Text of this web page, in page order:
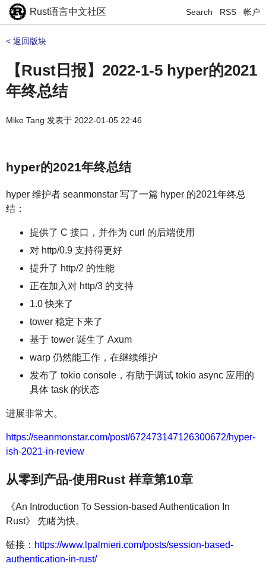
Rust语言中文社区 Search RSS 帐户
< 返回版块
【Rust日报】2022-1-5 hyper的2021
年终总结
Mike Tang 发表于 2022-01-05 22:46
hyper的2021年终总结
hyper 维护者 seanmonstar 写了一篇 hyper 的2021年终总
结：
提供了 C 接口，并作为 curl 的后端使用
对 http/0.9 支持得更好
提升了 http/2 的性能
正在加入对 http/3 的支持
1.0 快来了
tower 稳定下来了
基于 tower 诞生了 Axum
warp 仍然能工作，在继续维护
发布了 tokio console，有助于调试 tokio async 应用的
具体 task 的状态
进展非常大。
https://seanmonstar.com/post/672473147126300672/hyper-
ish-2021-in-review
从零到产品-使用Rust 样章第10章
《An Introduction To Session-based Authentication In
Rust》 先睹为快。
链接： https://www.lpalmieri.com/posts/session-based-
authentication-in-rust/